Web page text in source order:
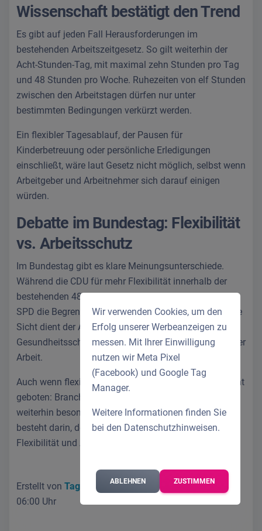
Wissenschaft bestätigt den Trend
Es gibt auf jeden Fall Herausforderungen im
bestehenden Arbeitszeitgesetz. So gilt weiterhin der
Acht-Stunden-Tag, mit maximal zehn Stunden pro Tag
und 48 Stunden pro Woche. Ruhezeiten von elf Stunden
zwischen den Arbeitstagen dürfen nur unter
bestimmten Bedingungen verkürzt werden.
Ein flexibler Tagesablauf, der Pausen für
Kinderbetreuung oder persönliche Erledigungen
einschließt, wäre laut Gesetz nicht möglich, selbst wenn
Arbeitgeber und Arbeitnehmer sich darauf einigen
würden.
Debatte im Bundestag: Flexibilität
vs. Arbeitsschutz
Im Bundestag gibt es klare Meinungsunterschiede.
Während die CDU für mehr Flexibilität innerhalb der
bestehenden 48-Stunden-Woche plädiert, verteidigt die
SPD die Begrenzung der täglichen Arbeitszeit. Aus dere
Sicht dient der Acht-Stunden-Tag dem
Gesundheitsschutz und verhindert eine Entgrenzung der
Arbeit.
Auch wenn flexibles Arbeiten gefordert wird, ist Vorsicht
geboten: Branchen wie die Schichtarbeit brauchen
weiterhin besonderen Schutz. Die Herausforderung
besteht darin, den richtigen Ausgleich zwischen
Flexibilität und Arbeitsschutz zu finden.
Erstellt von Tagliarina Sabrinaam 05.11.2024 um
06:00 Uhr
Wir verwenden Cookies, um den
Erfolg unserer Werbeanzeigen zu
messen. Mit Ihrer Einwilligung
nutzen wir Meta Pixel
(Facebook) und Google Tag
Manager.
Weitere Informationen finden Sie
bei den Datenschutzhinweisen.
ABLEHNEN ZUSTIMMEN